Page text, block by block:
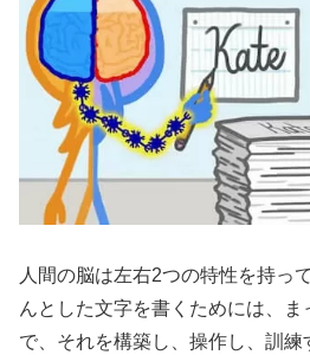
人間の脳は左右2つの特性を持っ
んとした文字を書くためには、
で、それを構築し、操作し、訓